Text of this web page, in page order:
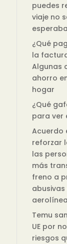
puedes
viaje no
¿Qué
la
Algunas
ahorro
hogar
¿Qué
para ver
Acuerdo
reforzar
las
más
freno a
abusivas
Temu
UE por
riesgos